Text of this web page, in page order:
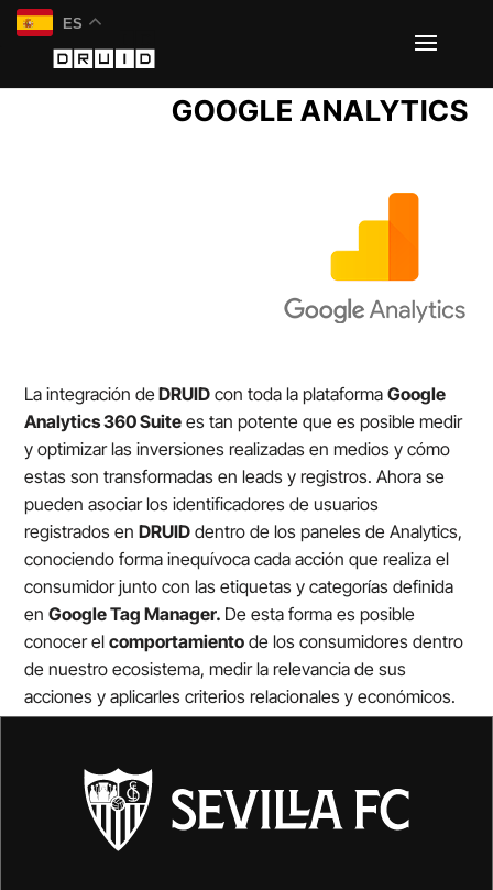
GOOGLE ANALYTICS
La integración deDRUID con toda la plataformaGoogle
Analytics 360 Suite es tan potente que es posible medir
y optimizar las inversiones realizadas en medios y cómo
estas son transformadas en leads y registros. Ahora se
pueden asociar los identificadores de usuarios
registrados enDRUID dentro de los paneles de Analytics,
conociendo forma inequívoca cada acción que realiza el
consumidor junto con las etiquetas y categorías definida
enGoogle Tag Manager. De esta forma es posible
conocer elcomportamiento de los consumidores dentro
de nuestro ecosistema, medir la relevancia de sus
acciones y aplicarles criterios relacionales y económicos.
ES